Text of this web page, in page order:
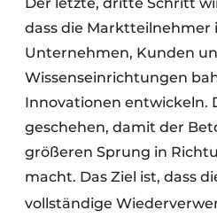
dass die Marktteilnehmer
Unternehmen, Kunden
Wissenseinrichtungen
Innovationen entwickeln.
geschehen, damit der
größeren Sprung in
macht. Das Ziel ist, dass
vollständige